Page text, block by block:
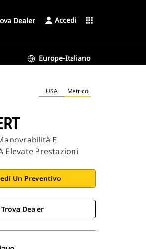
Dealer Accedi apps
Europe-Italiano
USA Metrico
E
Elevate Prestazioni
Un Preventivo
Trova Dealer